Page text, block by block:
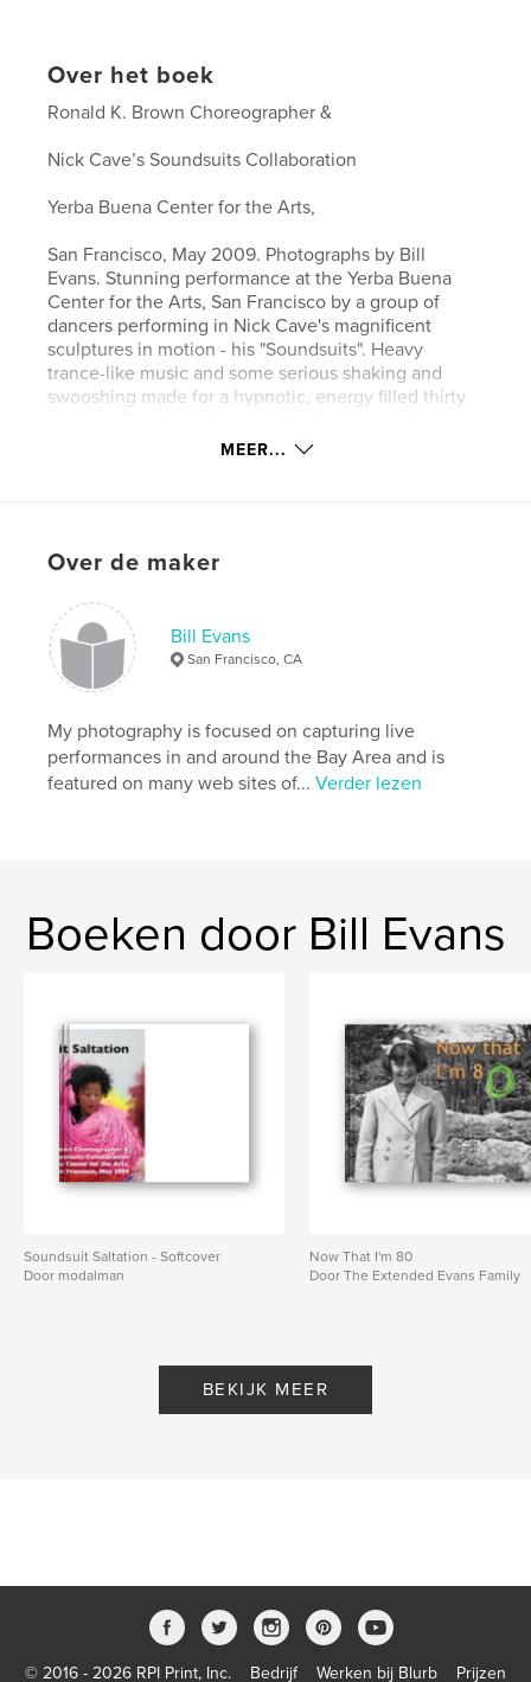
Over het boek
Ronald K. Brown Choreographer &
Nick Cave’s Soundsuits Collaboration
Yerba Buena Center for the Arts,
San Francisco, May 2009. Photographs by Bill
Evans. Stunning performance at the Yerba Buena
Center for the Arts, San Francisco by a group of
dancers performing in Nick Cave's magnificent
sculptures in motion - his "Soundsuits". Heavy
trance-like music and some serious shaking and
swooshing made for a hypnotic, energy filled thirty
brought out the fluorescent and earthy color
details
Hoofdcategorie:
Projectoptie:
Standaard liggend, 25×20 cm
Aantal pagina's:70
Datum publiceren:
Trefwoorden
Ronald K. Brown , nick cave , Soundsuits
MEER...
Over de maker
Bill Evans
San Francisco, CA
My photography is focused on capturing live
performances in and around the Bay Area and is
featured on many web sites of...Verder lezen
Boeken door Bill Evans
Soundsuit Saltation - Softcover
Door modalman
Now That I'm 80
Door The Extended Evans Family
BEKIJK MEER
© 2016 - 2026 RPI Print, Inc. Bedrijf Werken bij Blurb Prijzen